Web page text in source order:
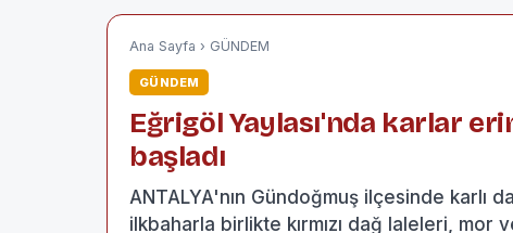
Ana Sayfa › GÜNDEM
GÜNDEM
Eğrigöl Yaylası'nda karlar
başladı
ANTALYA'nın Gündoğmuş ilçesinde karlı
ilkbaharla birlikte kırmızı dağ laleleri, mor